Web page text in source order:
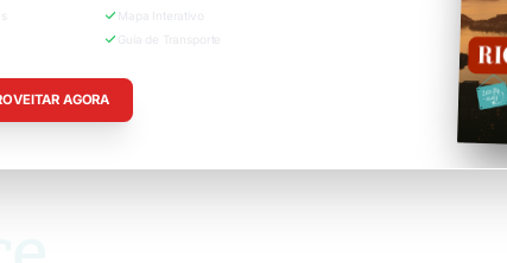
Mapa Interativo
Guia de Transporte
AGORA